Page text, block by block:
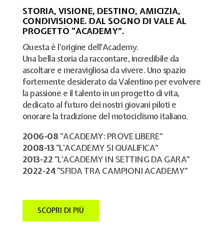
STORIA, VISIONE, DESTINO, AMICIZIA,
CONDIVISIONE. DAL SOGNO DI VALE AL
PROGETTO “ACADEMY”.
Questa è l’origine dell’Academy.
Una bella storia da raccontare, incredibile da
ascoltare e meravigliosa da vivere. Uno spazio
fortemente desiderato da Valentino per evolvere
la passione e il talento in un progetto di vita,
dedicato al futuro dei nostri giovani piloti e
onorare la tradizione del motociclismo italiano.
2006-08 “ACADEMY: PROVE LIBERE”
2008-13 “L’ACADEMY SI QUALIFICA”
2013-22 “L’ACADEMY IN SETTING DA GARA”
2022-24“SFIDA TRA CAMPIONI ACADEMY”
SCOPRI DI PIÙ